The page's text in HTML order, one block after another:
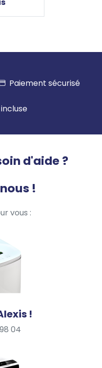
Paiement sécurisé
d'aide ?
!
vous :
!
04